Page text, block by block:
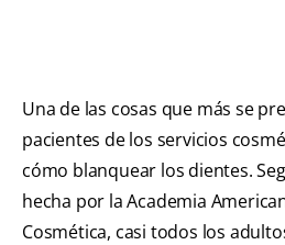
Una de las cosas que más se
pacientes de los servicios
cómo blanquear los dientes.
hecha por la Academia
Cosmética, casi todos los